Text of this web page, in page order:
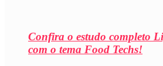
Confira o estudo completo
com o tema Food Techs!